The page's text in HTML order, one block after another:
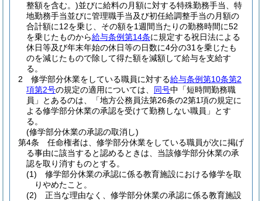
整額を含む。)並びに給料の月額に対する特殊勤務手当、特
地勤務手当並びに管理職手当及び初任給調整手当の月額の
合計額に12を乗じ、その額を1週間当たりの勤務時間に52
を乗じたものから給与条例第14条に規定する祝日法による
休日等及び年末年始の休日等の日数に4分の31を乗じたも
のを減じたもので除して得た額を減額して給与を支給す
る。
2
修学部分休業をしている職員に対する給与条例第10条第2
項第2号の規定の適用については、 同号中「短時間勤務職
員」とあるのは、「地方公務員法第26条の2第1項の規定に
よる修学部分休業の承認を受けて勤務しない職員」とす
る。
(修学部分休業の承認の取消し)
第4条
任命権者は、修学部分休業をしている職員が次に掲げ
る事由に該当すると認めるときは、当該修学部分休業の承
認を取り消すものとする。
(1)
修学部分休業の承認に係る教育施設における修学を取
りやめたこと。
(2)
正当な理由なく、修学部分休業の承認に係る教育施設